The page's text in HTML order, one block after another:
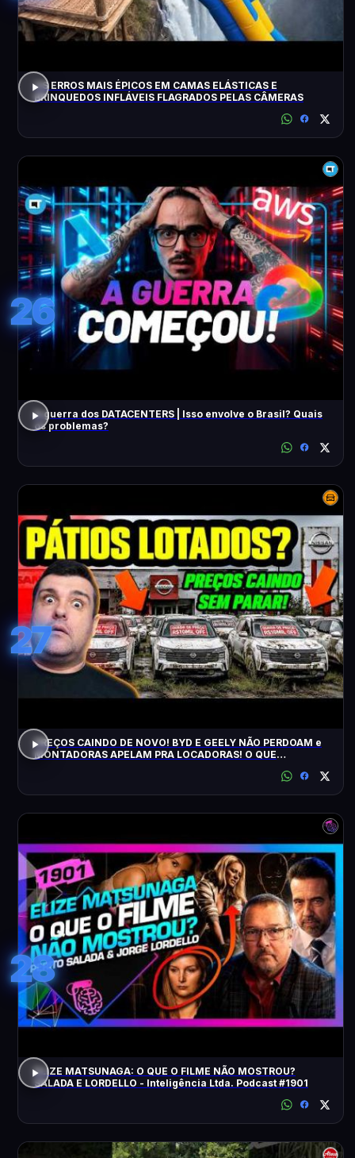
OS ERROS MAIS ÉPICOS EM CAMAS ELÁSTICAS E
BRINQUEDOS INFLÁVEIS FLAGRADOS PELAS CÂMERAS
26
A guerra dos DATACENTERS | Isso envolve o Brasil? Quais
os problemas?
27
PREÇOS CAINDO DE NOVO! BYD E GEELY NÃO PERDOAM e
MONTADORAS APELAM PRA LOCADORAS! O QUE
28
ELIZE MATSUNAGA: O QUE O FILME NÃO MOSTROU?
SALADA E LORDELLO - Inteligência Ltda. Podcast #1901